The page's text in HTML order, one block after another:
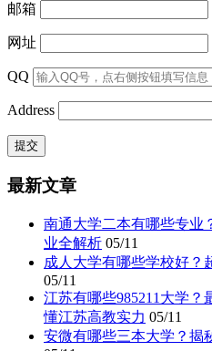
邮箱
网址
QQ
Address
最新文章
南通大学二本有哪些专业
业全解析 05/11
成人大学有哪些学校好？
05/11
江苏有哪些985211大学
懂江苏高教实力 05/11
安微有哪些三本大学？揭